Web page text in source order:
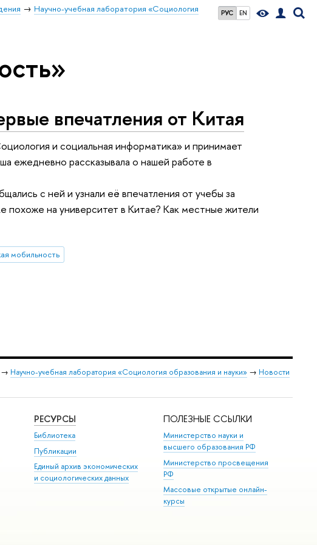
РУС EN
Научно-учебная лаборатория «Социология
впечатления от Китая
и социальная информатика» и принимает
ежедневно рассказывала о нашей работе в
с ней и узнали её впечатления от учебы за
похоже на университет в Китае? Как местные жители
мобильность
→ Научно-учебная лаборатория «Социология образования и науки» → Новости
РЕСУРСЫ
Библиотека
Публикации
Единый архив экономических
и социологических данных
ПОЛЕЗНЫЕ ССЫЛКИ
Министерство науки и
высшего образования РФ
Министерство просвещения
РФ
Массовые открытые онлайн-
курсы